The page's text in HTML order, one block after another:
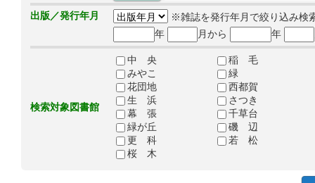
出版／発行年月
※雑誌を発行年月で絞り込み検
年
月から 年
検索対象図書館
中 央
稲 毛
みやこ
緑
花団地
西都賀
生 浜
さつき
幕 張
千草台
緑が丘
磯 辺
更 科
若 松
桜 木